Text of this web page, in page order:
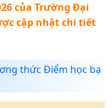
của Trường Đại
cập nhật chi tiết
thức Điểm học bạ